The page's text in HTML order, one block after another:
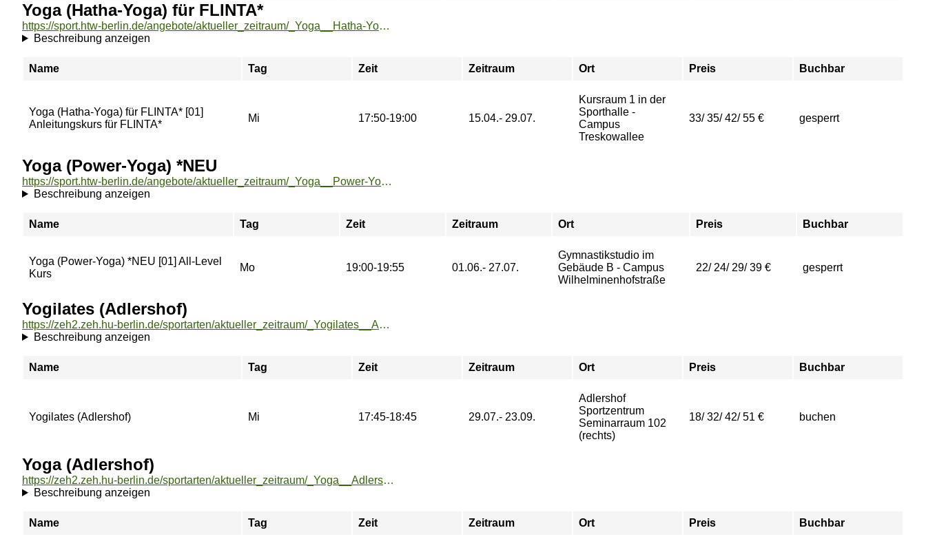
Yoga (Hatha-Yoga) für FLINTA*
https://sport.htw-berlin.de/angebote/aktueller_zeitraum/_Yoga__Hatha-Yoga__fuer_FLINTA_.html
Beschreibung anzeigen
Name Tag Zeit Zeitraum Ort Preis Buchbar
Yoga (Hatha-Yoga) für FLINTA* [01]
Anleitungskurs für FLINTA*
Mi 17:50-19:00 15.04.- 29.07.
Kursraum 1 in der
Sporthalle -
Campus
Treskowallee
33/ 35/ 42/ 55 € gesperrt
Yoga (Power-Yoga) *NEU
https://sport.htw-berlin.de/angebote/aktueller_zeitraum/_Yoga__Power-Yoga___NEU.html
Beschreibung anzeigen
Name Tag Zeit Zeitraum Ort Preis Buchbar
Yoga (Power-Yoga) *NEU [01] All-Level
Kurs
Mo 19:00-19:55 01.06.- 27.07.
Gymnastikstudio im
Gebäude B - Campus
Wilhelminenhofstraße
22/ 24/ 29/ 39 € gesperrt
Yogilates (Adlershof)
https://zeh2.zeh.hu-berlin.de/sportarten/aktueller_zeitraum/_Yogilates__Adlershof_.html
Beschreibung anzeigen
Name Tag Zeit Zeitraum Ort Preis Buchbar
Yogilates (Adlershof) Mi 17:45-18:45 29.07.- 23.09.
Adlershof
Sportzentrum
Seminarraum 102
(rechts)
18/ 32/ 42/ 51 € buchen
Yoga (Adlershof)
https://zeh2.zeh.hu-berlin.de/sportarten/aktueller_zeitraum/_Yoga__Adlershof_.html
Beschreibung anzeigen
Name Tag Zeit Zeitraum Ort Preis Buchbar